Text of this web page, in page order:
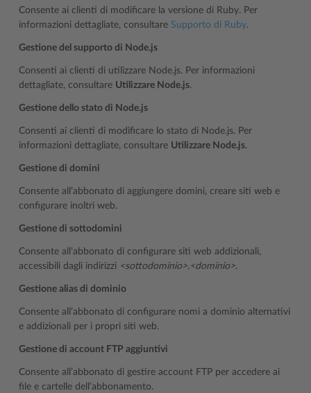
Consente ai clienti di modificare la versione di Ruby. Per
informazioni dettagliate, consultare Supporto di Ruby.
Gestione del supporto di Node.js
Consenti ai clienti di utilizzare Node.js. Per informazioni
dettagliate, consultare Utilizzare Node.js.
Gestione dello stato di Node.js
Consenti ai clienti di modificare lo stato di Node.js. Per
informazioni dettagliate, consultare Utilizzare Node.js.
Gestione di domini
Consente all’abbonato di aggiungere domini, creare siti web e
configurare inoltri web.
Gestione di sottodomini
Consente all’abbonato di configurare siti web addizionali,
accessibili dagli indirizzi <sottodominio>.<dominio>.
Gestione alias di dominio
Consente all’abbonato di configurare nomi a dominio alternativi
e addizionali per i propri siti web.
Gestione di account FTP aggiuntivi
Consente all’abbonato di gestire account FTP per accedere ai
file e cartelle dell’abbonamento.